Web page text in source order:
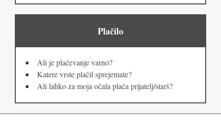
Plačilo
Ali je plačevanje varno?
Katere vrste plačil sprejemate?
Ali lahko za moja očala plača prijatelj/starš?